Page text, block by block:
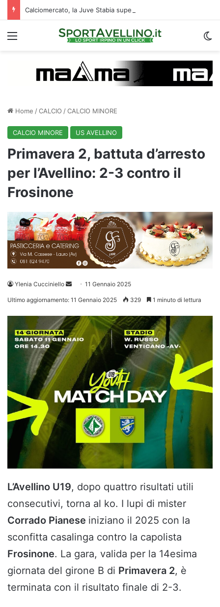
Menu
Home /CALCIO /CALCIO MINORE
CALCIO MINORE US AVELLINO
Primavera 2, battuta d’arresto
per l’Avellino: 2-3 contro il
Frosinone
Ylenia Cucciniello
Invia 11 Gennaio 2025
Ultimo aggiornamento: 11 Gennaio 2025 329 1 minuto di lettura
L’Avellino U19, dopo quattro risultati utili
consecutivi, torna al ko. I lupi di mister
Corrado Pianese iniziano il 2025 con la
sconfitta casalinga contro la capolista
Frosinone. La gara, valida per la 14esima
giornata del girone B di Primavera 2, è
terminata con il risultato finale di 2-3.